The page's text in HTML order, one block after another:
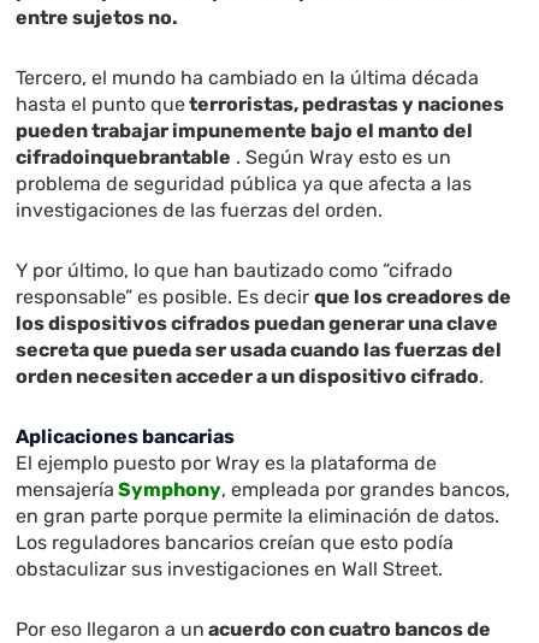
entre sujetos no.
Tercero, el mundo ha cambiado en la última década
hasta el punto queterroristas, pedrastas y naciones
pueden trabajar impunemente bajo el manto del
cifradoinquebrantable . Según Wray esto es un
problema de seguridad pública ya que afecta a las
investigaciones de las fuerzas del orden.
Y por último, lo que han bautizado como “cifrado
responsable” es posible. Es decirque los creadores de
los dispositivos cifrados puedan generar una clave
secreta que pueda ser usada cuando las fuerzas del
orden necesiten acceder a un dispositivo cifrado.
Aplicaciones bancarias
El ejemplo puesto por Wray es la plataforma de
mensajería Symphony, empleada por grandes bancos,
en gran parte porque permite la eliminación de datos.
Los reguladores bancarios creían que esto podía
obstaculizar sus investigaciones en Wall Street.
Por eso llegaron a un acuerdo con cuatro bancos de